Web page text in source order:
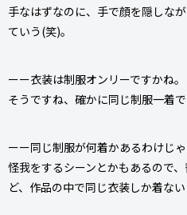
手なはずなのに、手で顔を隠しな
ていう(笑)。
ーー衣装は制服オンリーですかね。
そうですね、確かに同じ制服一着で
ーー同じ制服が何着かあるわけじ
怪我をするシーンとかもあるので
ど、作品の中で同じ衣装しか着な